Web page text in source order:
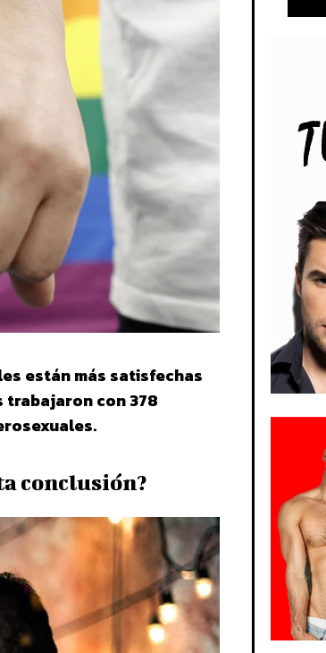
están más satisfechas
con 378
conclusión?